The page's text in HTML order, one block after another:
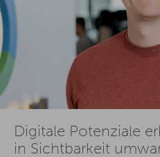
Digitale Potenziale
in Sichtbarkeit